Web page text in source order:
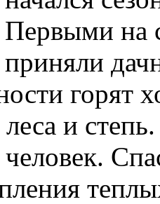
Первыми на
приняли
горят
и